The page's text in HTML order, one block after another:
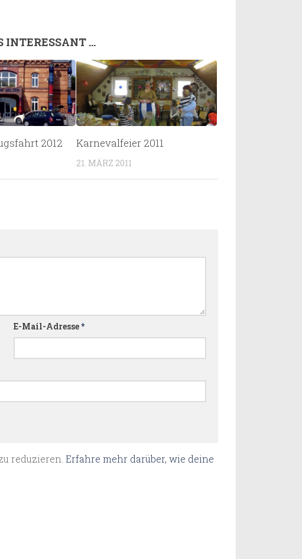
INTERESSANT …
2012 Karnevalfeier 2011
21. MÄRZ 2011
E-Mail-Adresse*
reduzieren. Erfahre mehr darüber, wie deine